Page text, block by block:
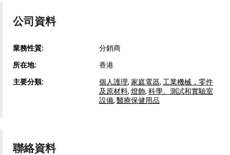
公司資料
業務性質: 分銷商
所在地: 香港
主要分類: 個人護理, 家庭電器, 工業機械，零件
及原材料, 燈飾, 科學、測試和實驗室
設備, 醫療保健用品
聯絡資料